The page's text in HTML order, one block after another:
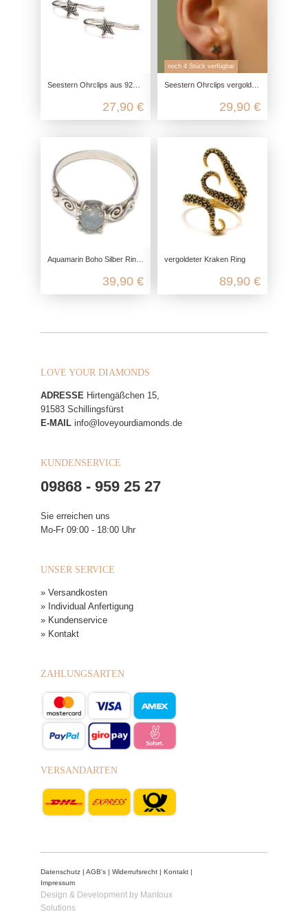
Seestern Ohrclips aus 925 Sterling Silber
27,90 €
noch 4 Stück verfügbar
Seestern Ohrclips vergoldet aus 925 Sterling Silber
29,90 €
Aquamarin Boho Silber Ring aus 925 Sterling Silber
39,90 €
vergoldeter Kraken Ring
89,90 €
LOVE YOUR DIAMONDS
ADRESSE Hirtengäßchen 15,
91583 Schillingsfürst
E-MAIL info@loveyourdiamonds.de
KUNDENSERVICE
09868 - 959 25 27
Sie erreichen uns
Mo-Fr 09:00 - 18:00 Uhr
UNSER SERVICE
» Versandkosten
» Individual Anfertigung
» Kundenservice
» Kontakt
ZAHLUNGSARTEN
VERSANDARTEN
Datenschutz AGB's Widerrufsrecht Kontakt
Impressum
Design & Development by Mantoux
Solutions